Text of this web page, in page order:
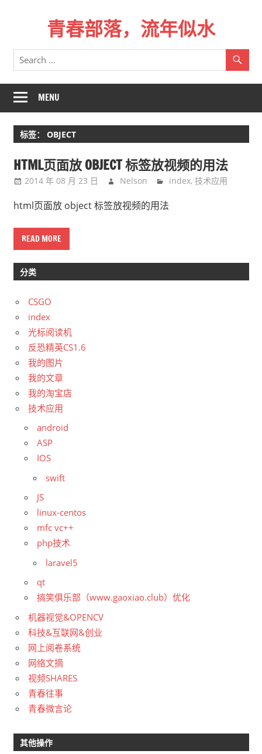
青春部落，流年似水
青
春
一
场
远
行，
记
不
起
时
路。
MENU
标签： OBJECT
HTML页面放 OBJECT 标签放视频的用法
2014 年 08 月 23 日 Nelson index,技术应用
html页面放 object 标签放视频的用法
READ MORE
分类
CSGO
index
光标阅读机
反恐精英CS1.6
我的图片
我的文章
我的淘宝店
技术应用
android
ASP
IOS
swift
JS
linux-centos
mfc vc++
php技术
laravel5
qt
搞笑俱乐部（www.gaoxiao.club）优化
机器视觉&OPENCV
科技&互联网&创业
网上阅卷系统
网络文摘
视频SHARES
青春往事
青春微言论
其他操作